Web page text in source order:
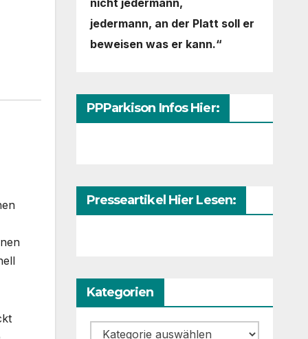
nicht jedermann,
jedermann, an der Platt soll er
beweisen was er kann.“
PPParkison Infos Hier:
Presseartikel Hier Lesen:
Kategorien
Kategorien